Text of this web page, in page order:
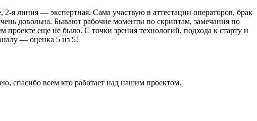
линия — экспертная. Сама участвую в аттестации операторов, брак
довольна. Бывают рабочие моменты по скриптам, замечания по
проекте еще не было. С точки зрения технологий, подхода к старту и
— оценка 5 из 5!
спасибо всем кто работает над нашим проектом.